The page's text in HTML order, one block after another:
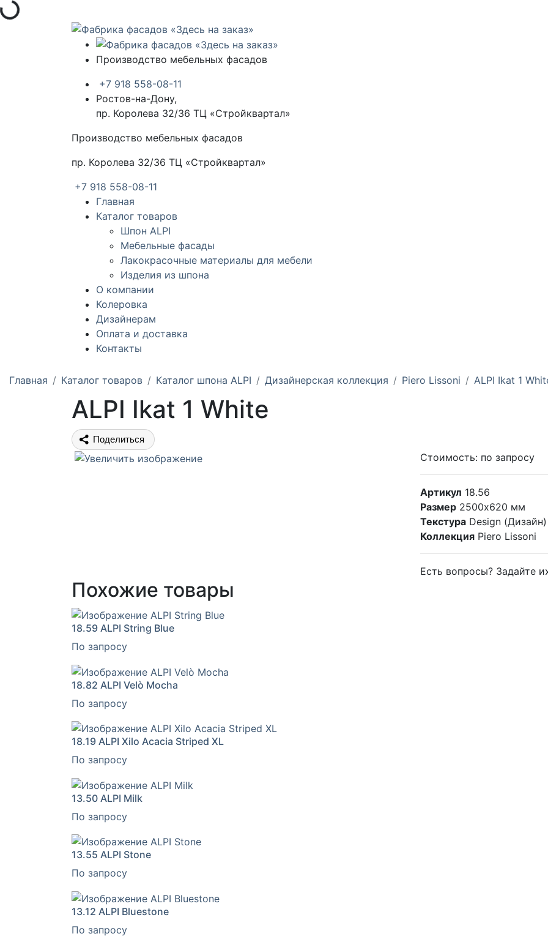
Загрузка...
Производство мебельных фасадов
+7 918 558-08-11
Ростов-на-Дону,
пр. Королева 32/36 ТЦ «Стройквартал»
Производство мебельных фасадов
пр. Королева 32/36 ТЦ «Стройквартал»
+7 918 558-08-11
Главная
Каталог товаров
Шпон ALPI
Мебельные фасады
Лакокрасочные материалы для мебели
Изделия из шпона
О компании
Колеровка
Дизайнерам
Оплата и доставка
Контакты
Главная Каталог товаров Каталог шпона ALPI Дизайнерская коллекция Piero Lissoni ALPI Ikat 1
ALPI Ikat 1 White
Поделиться
Стоимость: по запросу
Артикул 18.56
Размер 2500х620 мм
Текстура Design (Дизайн)
Коллекция Piero Lissoni
Есть вопросы? Задайте
Похожие товары
18.59 ALPI String Blue
По запросу
18.82 ALPI Velò Mocha
По запросу
18.19 ALPI Xilo Acacia Striped XL
По запросу
13.50 ALPI Milk
По запросу
13.55 ALPI Stone
По запросу
13.12 ALPI Bluestone
По запросу